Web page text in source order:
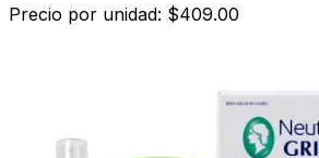
Precio por unidad: $409.00